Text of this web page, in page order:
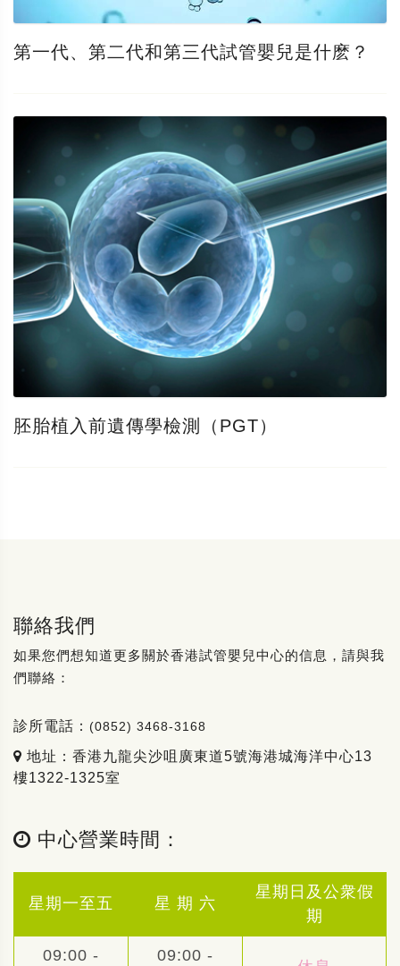
第一代、第二代和第三代試管嬰兒是什麽？
胚胎植入前遺傳學檢測（PGT）
聯絡我們
如果您們想知道更多關於香港試管嬰兒中心的信息，請與我
們聯絡：
診所電話： (0852) 3468-3168
地址：香港九龍尖沙咀廣東道5號海港城海洋中心13
樓1322-1325室
中心營業時間：
星期一至五 星 期 六
星期日及公衆假
期
09:00 - 09:00 -